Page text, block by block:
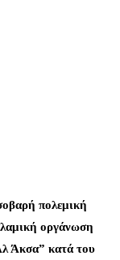
πολεμική
οργάνωση
Άκσα” κατά του